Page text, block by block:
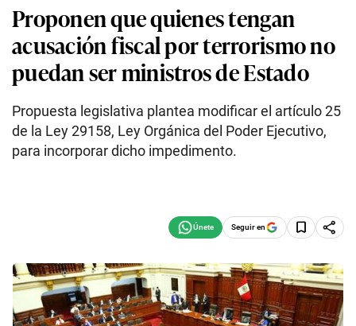
Proponen que quienes tengan
acusación fiscal por terrorismo no
puedan ser ministros de Estado
Propuesta legislativa plantea modificar el artículo 25
de la Ley 29158, Ley Orgánica del Poder Ejecutivo,
para incorporar dicho impedimento.
Seguir en